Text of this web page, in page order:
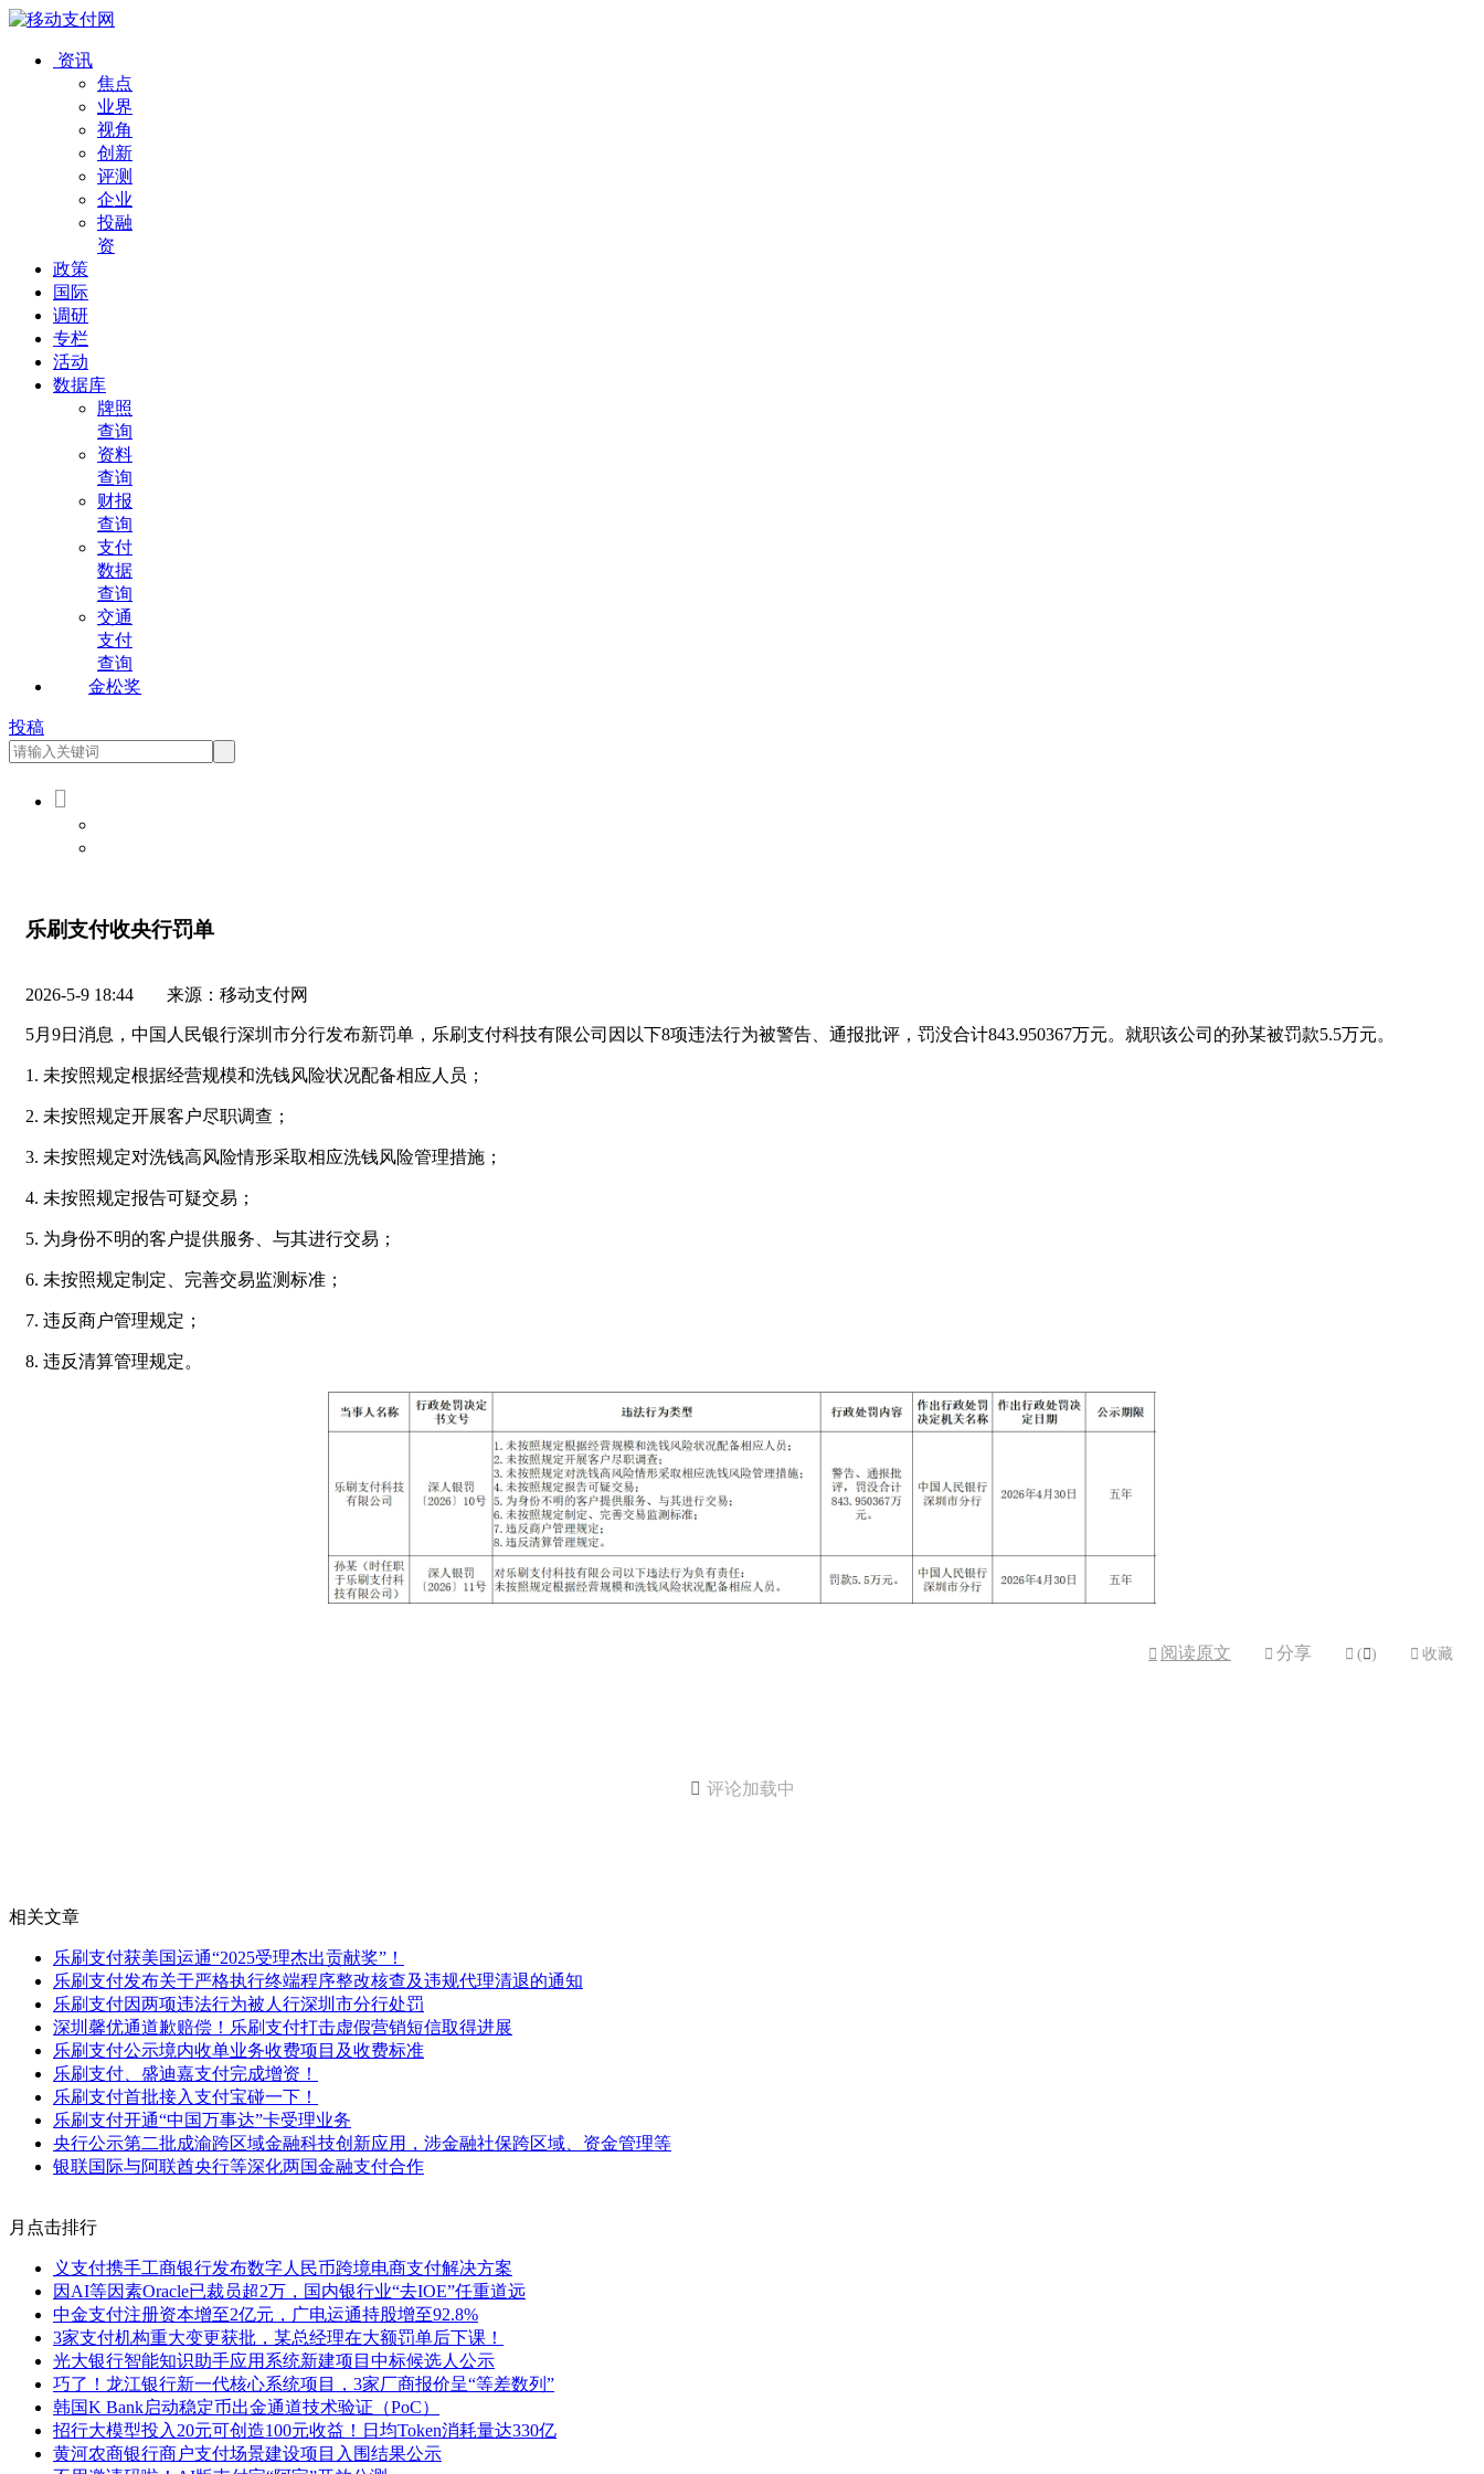
资讯
焦点
业界
视角
创新
评测
企业
投融
资
政策
国际
调研
专栏
活动
数据库
牌照
查询
资料
查询
财报
查询
支付
数据
查询
交通
支付
查询
金松奖
投稿

乐刷支付收央行罚单
2026-5-9 18:44 来源：移动支付网
5月9日消息，中国人民银行深圳市分行发布新罚单，乐刷支付科技有限公司因以下8项违法行为被警告、通报批评，罚没合计843.950367万元。就职该公司的孙某被罚款5.5万元。
1. 未按照规定根据经营规模和洗钱风险状况配备相应人员；
2. 未按照规定开展客户尽职调查；
3. 未按照规定对洗钱高风险情形采取相应洗钱风险管理措施；
4. 未按照规定报告可疑交易；
5. 为身份不明的客户提供服务、与其进行交易；
6. 未按照规定制定、完善交易监测标准；
7. 违反商户管理规定；
8. 违反清算管理规定。
 阅读原文  分享  ( )  收藏
 评论加载中
相关文章
乐刷支付获美国运通“2025受理杰出贡献奖”！
乐刷支付发布关于严格执行终端程序整改核查及违规代理清退的通知
乐刷支付因两项违法行为被人行深圳市分行处罚
深圳馨优通道歉赔偿！乐刷支付打击虚假营销短信取得进展
乐刷支付公示境内收单业务收费项目及收费标准
乐刷支付、盛迪嘉支付完成增资！
乐刷支付首批接入支付宝碰一下！
乐刷支付开通“中国万事达”卡受理业务
央行公示第二批成渝跨区域金融科技创新应用，涉金融社保跨区域、资金管理等
银联国际与阿联酋央行等深化两国金融支付合作
月点击排行
义支付携手工商银行发布数字人民币跨境电商支付解决方案
因AI等因素Oracle已裁员超2万，国内银行业“去IOE”任重道远
中金支付注册资本增至2亿元，广电运通持股增至92.8%
3家支付机构重大变更获批，某总经理在大额罚单后下课！
光大银行智能知识助手应用系统新建项目中标候选人公示
巧了！龙江银行新一代核心系统项目，3家厂商报价呈“等差数列”
韩国K Bank启动稳定币出金通道技术验证（PoC）
招行大模型投入20元可创造100元收益！日均Token消耗量达330亿
黄河农商银行商户支付场景建设项目入围结果公示